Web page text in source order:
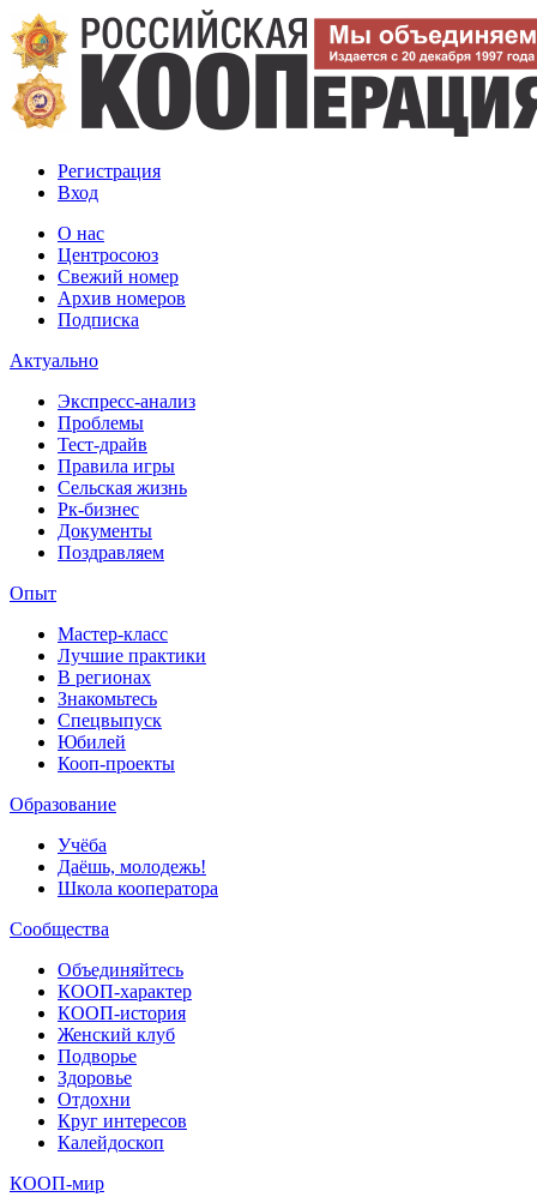
Регистрация
Вход
О нас
Центросоюз
Свежий номер
Архив номеров
Подписка
Актуально
Экспресс-анализ
Проблемы
Тест-драйв
Правила игры
Сельская жизнь
Рк-бизнес
Документы
Поздравляем
Опыт
Мастер-класс
Лучшие практики
В регионах
Знакомьтесь
Спецвыпуск
Юбилей
Кооп-проекты
Образование
Учёба
Даёшь, молодежь!
Школа кооператора
Сообщества
Объединяйтесь
КООП-характер
КООП-история
Женский клуб
Подворье
Здоровье
Отдохни
Круг интересов
Калейдоскоп
КООП-мир